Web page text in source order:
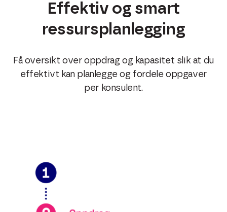
Effektiv og smart
ressursplanlegging
Få oversikt over oppdrag og kapasitet slik at du
effektivt kan planlegge og fordele oppgaver
per konsulent.